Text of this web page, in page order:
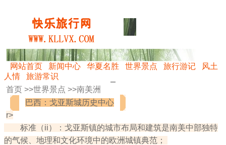
网站首页 新闻中心 华夏名胜 世界景点 旅行游记
风土
人情
旅游常识
首页 >>世界景点 >>南美洲
巴西：戈亚斯城历史中心
r>
标准（ii）：戈亚斯镇的城市布局和建筑是南美中部独特
的气候、地理和文化环境中的欧洲城镇典范；